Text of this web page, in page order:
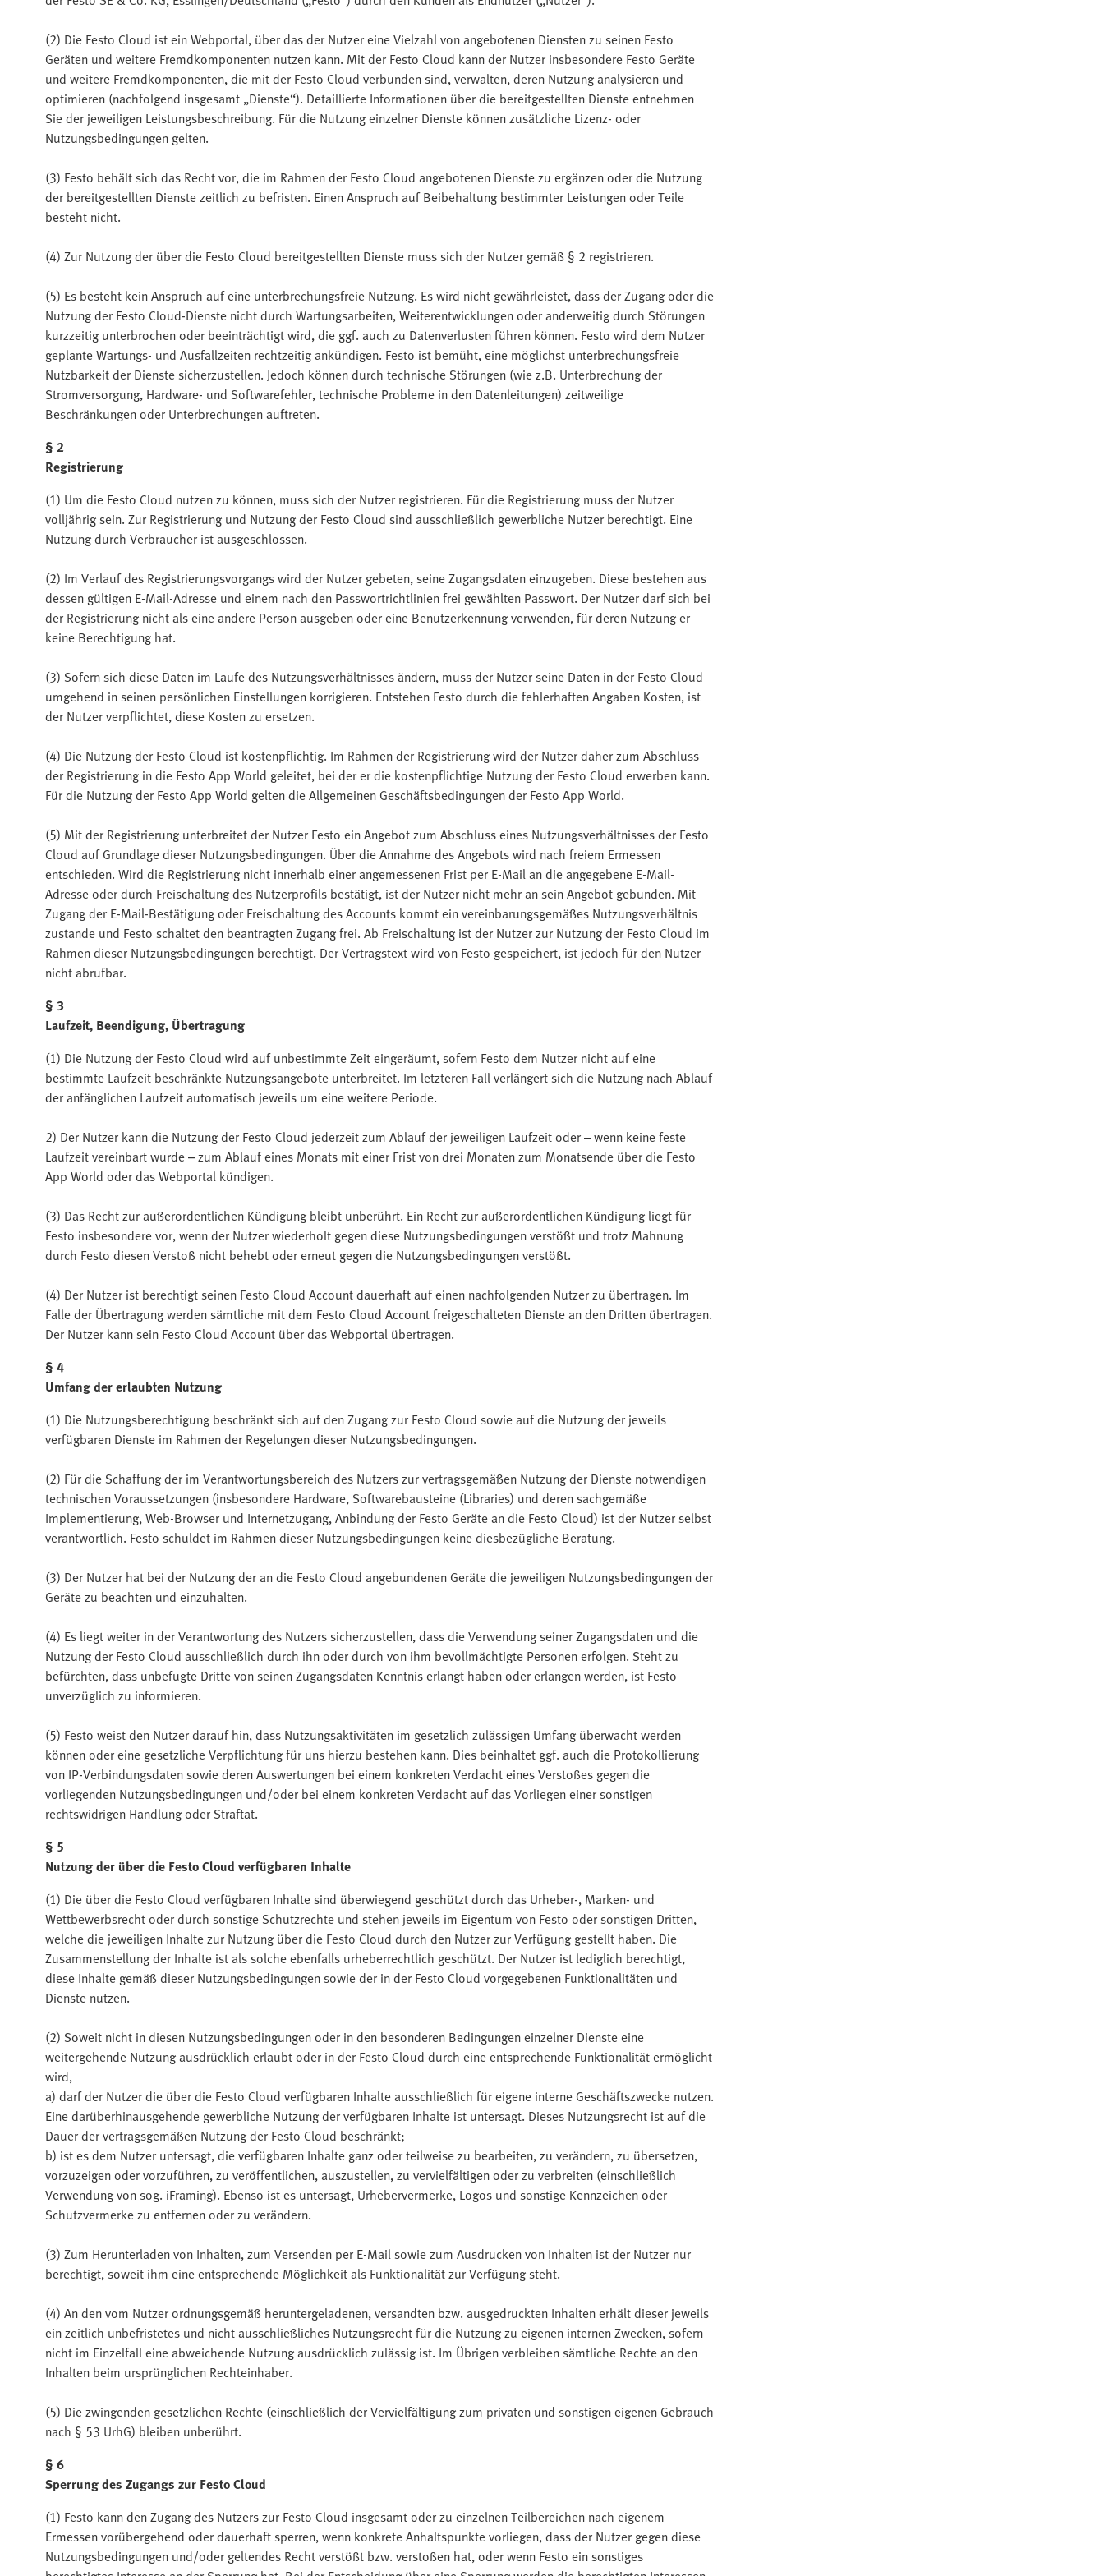
(2) Die Festo Cloud ist ein Webportal, über das der Nutzer eine Vielzahl von angebotenen Diensten zu seinen Festo
Geräten und weitere Fremdkomponenten nutzen kann. Mit der Festo Cloud kann der Nutzer insbesondere Festo Geräte
und weitere Fremdkomponenten, die mit der Festo Cloud verbunden sind, verwalten, deren Nutzung analysieren und
optimieren (nachfolgend insgesamt „Dienste“). Detaillierte Informationen über die bereitgestellten Dienste entnehmen
Sie der jeweiligen Leistungsbeschreibung. Für die Nutzung einzelner Dienste können zusätzliche Lizenz- oder
Nutzungsbedingungen gelten.
(3) Festo behält sich das Recht vor, die im Rahmen der Festo Cloud angebotenen Dienste zu ergänzen oder die Nutzung
der bereitgestellten Dienste zeitlich zu befristen. Einen Anspruch auf Beibehaltung bestimmter Leistungen oder Teile
besteht nicht.
(4) Zur Nutzung der über die Festo Cloud bereitgestellten Dienste muss sich der Nutzer gemäß § 2 registrieren.
(5) Es besteht kein Anspruch auf eine unterbrechungsfreie Nutzung. Es wird nicht gewährleistet, dass der Zugang oder die
Nutzung der Festo Cloud-Dienste nicht durch Wartungsarbeiten, Weiterentwicklungen oder anderweitig durch Störungen
kurzzeitig unterbrochen oder beeinträchtigt wird, die ggf. auch zu Datenverlusten führen können. Festo wird dem Nutzer
geplante Wartungs- und Ausfallzeiten rechtzeitig ankündigen. Festo ist bemüht, eine möglichst unterbrechungsfreie
Nutzbarkeit der Dienste sicherzustellen. Jedoch können durch technische Störungen (wie z.B. Unterbrechung der
Stromversorgung, Hardware- und Softwarefehler, technische Probleme in den Datenleitungen) zeitweilige
Beschränkungen oder Unterbrechungen auftreten.
§ 2
Registrierung
(1) Um die Festo Cloud nutzen zu können, muss sich der Nutzer registrieren. Für die Registrierung muss der Nutzer
volljährig sein. Zur Registrierung und Nutzung der Festo Cloud sind ausschließlich gewerbliche Nutzer berechtigt. Eine
Nutzung durch Verbraucher ist ausgeschlossen.
(2) Im Verlauf des Registrierungsvorgangs wird der Nutzer gebeten, seine Zugangsdaten einzugeben. Diese bestehen aus
dessen gültigen E-Mail-Adresse und einem nach den Passwortrichtlinien frei gewählten Passwort. Der Nutzer darf sich bei
der Registrierung nicht als eine andere Person ausgeben oder eine Benutzerkennung verwenden, für deren Nutzung er
keine Berechtigung hat.
(3) Sofern sich diese Daten im Laufe des Nutzungsverhältnisses ändern, muss der Nutzer seine Daten in der Festo Cloud
umgehend in seinen persönlichen Einstellungen korrigieren. Entstehen Festo durch die fehlerhaften Angaben Kosten, ist
der Nutzer verpflichtet, diese Kosten zu ersetzen.
(4) Die Nutzung der Festo Cloud ist kostenpflichtig. Im Rahmen der Registrierung wird der Nutzer daher zum Abschluss
der Registrierung in die Festo App World geleitet, bei der er die kostenpflichtige Nutzung der Festo Cloud erwerben kann.
Für die Nutzung der Festo App World gelten die Allgemeinen Geschäftsbedingungen der Festo App World.
(5) Mit der Registrierung unterbreitet der Nutzer Festo ein Angebot zum Abschluss eines Nutzungsverhältnisses der Festo
Cloud auf Grundlage dieser Nutzungsbedingungen. Über die Annahme des Angebots wird nach freiem Ermessen
entschieden. Wird die Registrierung nicht innerhalb einer angemessenen Frist per E-Mail an die angegebene E-Mail-
Adresse oder durch Freischaltung des Nutzerprofils bestätigt, ist der Nutzer nicht mehr an sein Angebot gebunden. Mit
Zugang der E-Mail-Bestätigung oder Freischaltung des Accounts kommt ein vereinbarungsgemäßes Nutzungsverhältnis
zustande und Festo schaltet den beantragten Zugang frei. Ab Freischaltung ist der Nutzer zur Nutzung der Festo Cloud im
Rahmen dieser Nutzungsbedingungen berechtigt. Der Vertragstext wird von Festo gespeichert, ist jedoch für den Nutzer
nicht abrufbar.
§ 3
Laufzeit, Beendigung, Übertragung
(1) Die Nutzung der Festo Cloud wird auf unbestimmte Zeit eingeräumt, sofern Festo dem Nutzer nicht auf eine
bestimmte Laufzeit beschränkte Nutzungsangebote unterbreitet. Im letzteren Fall verlängert sich die Nutzung nach Ablauf
der anfänglichen Laufzeit automatisch jeweils um eine weitere Periode.
2) Der Nutzer kann die Nutzung der Festo Cloud jederzeit zum Ablauf der jeweiligen Laufzeit oder – wenn keine feste
Laufzeit vereinbart wurde – zum Ablauf eines Monats mit einer Frist von drei Monaten zum Monatsende über die Festo
App World oder das Webportal kündigen.
(3) Das Recht zur außerordentlichen Kündigung bleibt unberührt. Ein Recht zur außerordentlichen Kündigung liegt für
Festo insbesondere vor, wenn der Nutzer wiederholt gegen diese Nutzungsbedingungen verstößt und trotz Mahnung
durch Festo diesen Verstoß nicht behebt oder erneut gegen die Nutzungsbedingungen verstößt.
(4) Der Nutzer ist berechtigt seinen Festo Cloud Account dauerhaft auf einen nachfolgenden Nutzer zu übertragen. Im
Falle der Übertragung werden sämtliche mit dem Festo Cloud Account freigeschalteten Dienste an den Dritten übertragen.
Der Nutzer kann sein Festo Cloud Account über das Webportal übertragen.
§ 4
Umfang der erlaubten Nutzung
(1) Die Nutzungsberechtigung beschränkt sich auf den Zugang zur Festo Cloud sowie auf die Nutzung der jeweils
verfügbaren Dienste im Rahmen der Regelungen dieser Nutzungsbedingungen.
(2) Für die Schaffung der im Verantwortungsbereich des Nutzers zur vertragsgemäßen Nutzung der Dienste notwendigen
technischen Voraussetzungen (insbesondere Hardware, Softwarebausteine (Libraries) und deren sachgemäße
Implementierung, Web-Browser und Internetzugang, Anbindung der Festo Geräte an die Festo Cloud) ist der Nutzer selbst
verantwortlich. Festo schuldet im Rahmen dieser Nutzungsbedingungen keine diesbezügliche Beratung.
(3) Der Nutzer hat bei der Nutzung der an die Festo Cloud angebundenen Geräte die jeweiligen Nutzungsbedingungen der
Geräte zu beachten und einzuhalten.
(4) Es liegt weiter in der Verantwortung des Nutzers sicherzustellen, dass die Verwendung seiner Zugangsdaten und die
Nutzung der Festo Cloud ausschließlich durch ihn oder durch von ihm bevollmächtigte Personen erfolgen. Steht zu
befürchten, dass unbefugte Dritte von seinen Zugangsdaten Kenntnis erlangt haben oder erlangen werden, ist Festo
unverzüglich zu informieren.
(5) Festo weist den Nutzer darauf hin, dass Nutzungsaktivitäten im gesetzlich zulässigen Umfang überwacht werden
können oder eine gesetzliche Verpflichtung für uns hierzu bestehen kann. Dies beinhaltet ggf. auch die Protokollierung
von IP-Verbindungsdaten sowie deren Auswertungen bei einem konkreten Verdacht eines Verstoßes gegen die
vorliegenden Nutzungsbedingungen und/oder bei einem konkreten Verdacht auf das Vorliegen einer sonstigen
rechtswidrigen Handlung oder Straftat.
§ 5
Nutzung der über die Festo Cloud verfügbaren Inhalte
(1) Die über die Festo Cloud verfügbaren Inhalte sind überwiegend geschützt durch das Urheber-, Marken- und
Wettbewerbsrecht oder durch sonstige Schutzrechte und stehen jeweils im Eigentum von Festo oder sonstigen Dritten,
welche die jeweiligen Inhalte zur Nutzung über die Festo Cloud durch den Nutzer zur Verfügung gestellt haben. Die
Zusammenstellung der Inhalte ist als solche ebenfalls urheberrechtlich geschützt. Der Nutzer ist lediglich berechtigt,
diese Inhalte gemäß dieser Nutzungsbedingungen sowie der in der Festo Cloud vorgegebenen Funktionalitäten und
Dienste nutzen.
(2) Soweit nicht in diesen Nutzungsbedingungen oder in den besonderen Bedingungen einzelner Dienste eine
weitergehende Nutzung ausdrücklich erlaubt oder in der Festo Cloud durch eine entsprechende Funktionalität ermöglicht
wird,
a) darf der Nutzer die über die Festo Cloud verfügbaren Inhalte ausschließlich für eigene interne Geschäftszwecke nutzen.
Eine darüberhinausgehende gewerbliche Nutzung der verfügbaren Inhalte ist untersagt. Dieses Nutzungsrecht ist auf die
Dauer der vertragsgemäßen Nutzung der Festo Cloud beschränkt;
b) ist es dem Nutzer untersagt, die verfügbaren Inhalte ganz oder teilweise zu bearbeiten, zu verändern, zu übersetzen,
vorzuzeigen oder vorzuführen, zu veröffentlichen, auszustellen, zu vervielfältigen oder zu verbreiten (einschließlich
Verwendung von sog. iFraming). Ebenso ist es untersagt, Urhebervermerke, Logos und sonstige Kennzeichen oder
Schutzvermerke zu entfernen oder zu verändern.
(3) Zum Herunterladen von Inhalten, zum Versenden per E-Mail sowie zum Ausdrucken von Inhalten ist der Nutzer nur
berechtigt, soweit ihm eine entsprechende Möglichkeit als Funktionalität zur Verfügung steht.
(4) An den vom Nutzer ordnungsgemäß heruntergeladenen, versandten bzw. ausgedruckten Inhalten erhält dieser jeweils
ein zeitlich unbefristetes und nicht ausschließliches Nutzungsrecht für die Nutzung zu eigenen internen Zwecken, sofern
nicht im Einzelfall eine abweichende Nutzung ausdrücklich zulässig ist. Im Übrigen verbleiben sämtliche Rechte an den
Inhalten beim ursprünglichen Rechteinhaber.
(5) Die zwingenden gesetzlichen Rechte (einschließlich der Vervielfältigung zum privaten und sonstigen eigenen Gebrauch
nach § 53 UrhG) bleiben unberührt.
§ 6
Sperrung des Zugangs zur Festo Cloud
(1) Festo kann den Zugang des Nutzers zur Festo Cloud insgesamt oder zu einzelnen Teilbereichen nach eigenem
Ermessen vorübergehend oder dauerhaft sperren, wenn konkrete Anhaltspunkte vorliegen, dass der Nutzer gegen diese
Nutzungsbedingungen und/oder geltendes Recht verstößt bzw. verstoßen hat, oder wenn Festo ein sonstiges